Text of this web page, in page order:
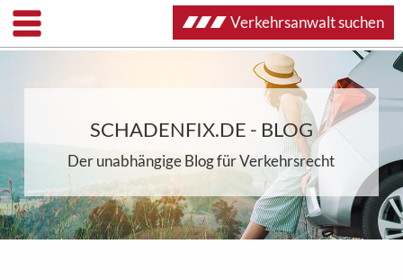
SCHADENFIX.DE - BLOG
Der unabhängige Blog für Verkehrsrecht
Verkehrsanwalt suchen